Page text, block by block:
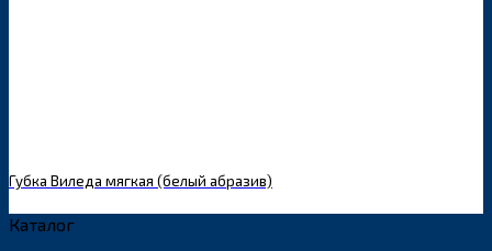
Губка Виледа мягкая (белый абразив)
Каталог